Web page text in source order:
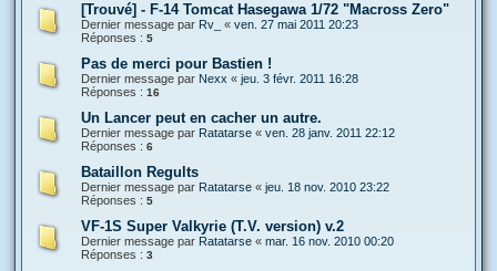
[Trouvé] - F-14 Tomcat Hasegawa 1/72 "Macross Zero"
Dernier message par Rv_ « ven. 27 mai 2011 20:23
Réponses : 5
Pas de merci pour Bastien !
Dernier message par Nexx « jeu. 3 févr. 2011 16:28
Réponses : 16
Un Lancer peut en cacher un autre.
Dernier message par Ratatarse « ven. 28 janv. 2011 22:12
Réponses : 6
Bataillon Regults
Dernier message par Ratatarse « jeu. 18 nov. 2010 23:22
Réponses : 5
VF-1S Super Valkyrie (T.V. version) v.2
Dernier message par Ratatarse « mar. 16 nov. 2010 00:20
Réponses : 3